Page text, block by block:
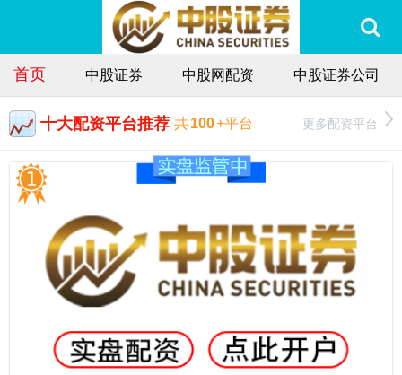
首页 中股证券 中股网配资 中股证券公司
十大配资平台推荐 共100+平台 更多配资平台